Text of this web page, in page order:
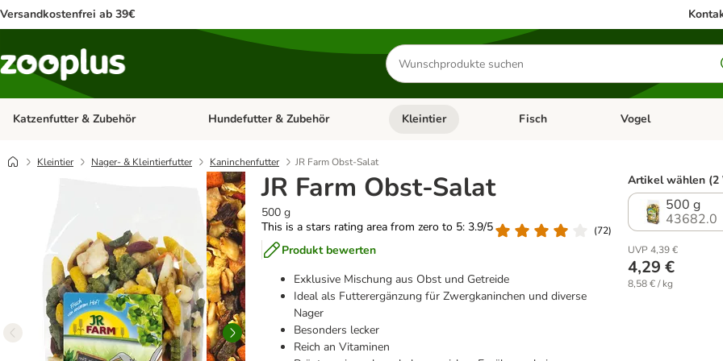
Versandkostenfrei ab 39€
Produkte
suchen
Katzenfutter & Zubehör Kategorie-Menü öffnen: Katzenfutter & Zubehör
Hundefutter & Zubehör Kategorie-Menü öffnen: Hundefutter & Zubehör
Kleintier Kategorie-Menü öffnen: Kleintier
Fisch Kategorie-Menü
Vogel
Kleintier Nager- & Kleintierfutter Kaninchenfutter JR Farm Obst-Salat
JR Farm Obst-Salat
500 g
This is a stars rating area from zero to 5: 3.9/5
(72)
Produkt bewerten
Exklusive Mischung aus Obst und Getreide
Ideal als Futterergänzung für Zwergkaninchen und diverse
Nager
Besonders lecker
Reich an Vitaminen
Artikel wählen (2
500 g
43682.0
UVP 4,39 €
4,29 €
8,58 € / kg